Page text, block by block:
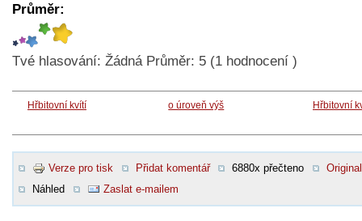
Průměr:
Tvé hlasování: Žádná Průměr: 5 (1 hodnocení )
Hřbitovní kvítí o úroveň výš Hřbitovní
Verze pro tisk Přidat komentář 6880x přečteno
Original
Náhled
Zaslat e-mailem